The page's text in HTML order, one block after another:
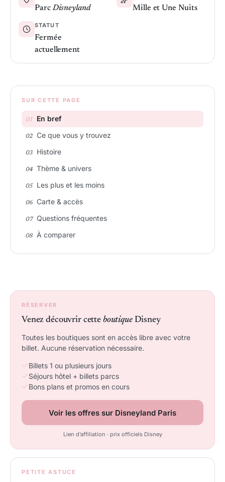
ParcDisneyland Mille et Une Nuits
STATUT
Fermée
actuellement
SUR CETTE PAGE
En bref
Ce que vous y trouvez
Histoire
Thème & univers
Les plus et les moins
Carte & accès
Questions fréquentes
À comparer
RÉSERVER
Venez découvrir cette boutiqueDisney
Toutes les boutiques sont en accès libre avec votre
billet. Aucune réservation nécessaire.
Billets 1 ou plusieurs jours
Séjours hôtel + billets parcs
Bons plans et promos en cours
Voir les offres sur Disneyland Paris
Lien d’affiliation · prix officiels Disney
PETITE ASTUCE